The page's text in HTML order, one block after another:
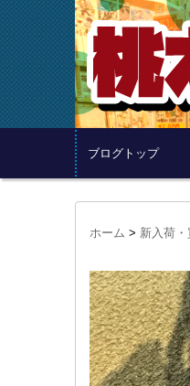
ブログトップ
ホーム > 新入荷